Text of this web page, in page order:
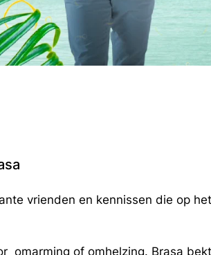
vrienden en kennissen die op
omarming of omhelzing. Brasa